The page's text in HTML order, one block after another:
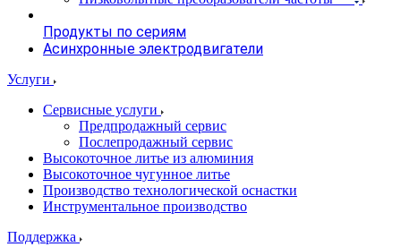
Продукты по сериям
Асинхронные электродвигатели
Услуги
Сервисные услуги
Предпродажный сервис
Послепродажный сервис
Высокоточное литье из алюминия
Высокоточное чугунное литье
Производство технологической оснастки
Инструментальное производство
Поддержка